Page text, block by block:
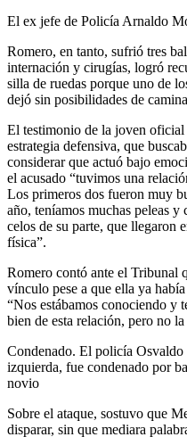
El ex jefe de Policía Arnaldo
Romero, en tanto, sufrió tres
internación y cirugías, logró
silla de ruedas porque uno de
dejó sin posibilidades de
El testimonio de la joven oficial
estrategia defensiva, que
considerar que actuó bajo
el acusado “tuvimos una
Los primeros dos fueron muy
año, teníamos muchas peleas
celos de su parte, que llegaron
física”.
Romero contó ante el Tribunal
vínculo pese a que ella ya
“Nos estábamos conociendo y
bien de esta relación, pero no la
Condenado. El policía
izquierda, fue condenado por
novio
Sobre el ataque, sostuvo que
disparar, sin que mediara